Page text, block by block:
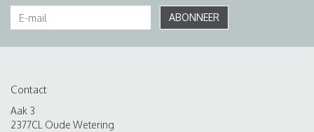
ABONNEER
Contact
Aak 3
2377CL Oude Wetering